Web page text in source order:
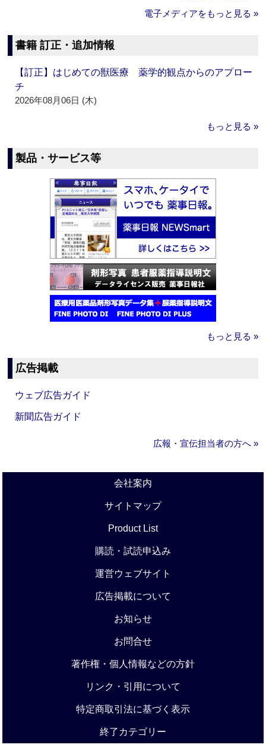
電子メディアをもっと見る »
書籍 訂正・追加情報
【訂正】はじめての獣医療 薬学的観点からのアプロー
チ
2026年08月06日 (木)
もっと見る »
製品・サービス等
もっと見る »
広告掲載
ウェブ広告ガイド
新聞広告ガイド
広報・宣伝担当者の方へ »
会社案内
サイトマップ
Product List
購読・試読申込み
運営ウェブサイト
広告掲載について
お知らせ
お問合せ
著作権・個人情報などの方針
リンク・引用について
特定商取引法に基づく表示
終了カテゴリー